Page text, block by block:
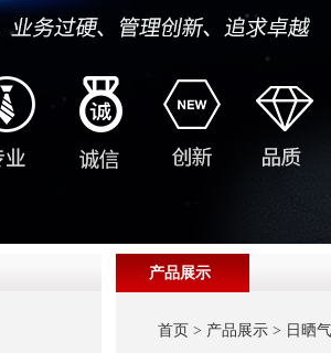
产品展示
首页 > 产品展示> 日晒